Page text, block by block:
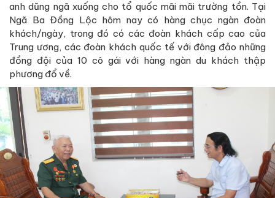
anh dũng ngã xuống cho tổ quốc mãi mãi trường tồn. Tại
Ngã Ba Đồng Lộc hôm nay có hàng chục ngàn đoàn
khách/ngày, trong đó có các đoàn khách cấp cao của
Trung ương, các đoàn khách quốc tế với đông đảo những
đồng đội của 10 cô gái với hàng ngàn du khách thập
phương đổ về.